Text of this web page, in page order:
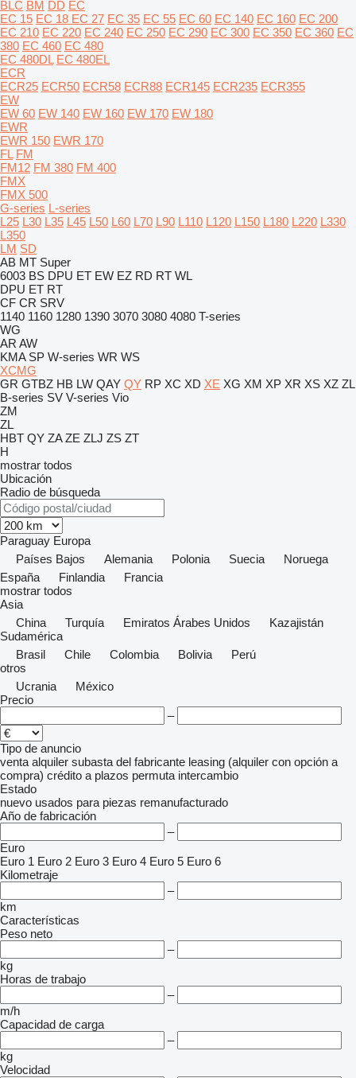
BLC BM DD EC
EC 15 EC 18 EC 27 EC 35 EC 55 EC 60 EC 140 EC 160 EC 200
EC 210 EC 220 EC 240 EC 250 EC 290 EC 300 EC 350 EC 360 EC
380 EC 460 EC 480
EC 480DL EC 480EL
ECR
ECR25 ECR50 ECR58 ECR88 ECR145 ECR235 ECR355
EW
EW 60 EW 140 EW 160 EW 170 EW 180
EWR
EWR 150 EWR 170
FL FM
FM12 FM 380 FM 400
FMX
FMX 500
G-series L-series
L25 L30 L35 L45 L50 L60 L70 L90 L110 L120 L150 L180 L220 L330
L350
LM SD
AB MT Super
6003 BS DPU ET EW EZ RD RT WL
DPU ET RT
CF CR SRV
1140 1160 1280 1390 3070 3080 4080 T-series
WG
AR AW
KMA SP W-series WR WS
XCMG
GR GTBZ HB LW QAY QY RP XC XD XE XG XM XP XR XS XZ ZL
B-series SV V-series Vio
ZM
ZL
HBT QY ZA ZE ZLJ ZS ZT
H
mostrar todos
Ubicación
Radio de búsqueda
Paraguay Europa
Países Bajos
Alemania Polonia Suecia
Noruega
España
Finlandia
Francia
mostrar todos
Asia
China
Turquía Emiratos Árabes Unidos
Kazajistán
Sudamérica
Brasil
Chile Colombia Bolivia
Perú
otros
Ucrania
México
Precio
–
Tipo de anuncio
venta alquiler subasta del fabricante leasing (alquiler con opción a
compra) crédito a plazos permuta intercambio
Estado
nuevo usados para piezas remanufacturado
Año de fabricación
–
Euro
Euro 1 Euro 2 Euro 3 Euro 4 Euro 5 Euro 6
Kilometraje
–
km
Características
Peso neto
–
kg
Horas de trabajo
–
m/h
Capacidad de carga
–
kg
Velocidad